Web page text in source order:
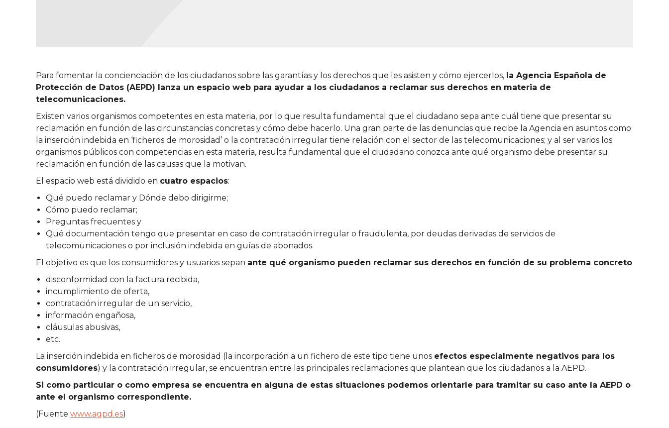
Para fomentar la concienciación de los ciudadanos sobre las garantías y los derechos que les asisten y cómo ejercerlos, la Agencia Española de
Protección de Datos (AEPD) lanza un espacio web para ayudar a los ciudadanos a reclamar sus derechos en materia de
telecomunicaciones.
Existen varios organismos competentes en esta materia, por lo que resulta fundamental que el ciudadano sepa ante cuál tiene que presentar su
reclamación en función de las circunstancias concretas y cómo debe hacerlo. Una gran parte de las denuncias que recibe la Agencia en asuntos como
la inserción indebida en ‘ficheros de morosidad’ o la contratación irregular tiene relación con el sector de las telecomunicaciones; y al ser varios los
organismos públicos con competencias en esta materia, resulta fundamental que el ciudadano conozca ante qué organismo debe presentar su
reclamación en función de las causas que la motivan.
El espacio web está dividido en cuatro espacios:
Qué puedo reclamar y Dónde debo dirigirme;
Cómo puedo reclamar;
Preguntas frecuentes y
Qué documentación tengo que presentar en caso de contratación irregular o fraudulenta, por deudas derivadas de servicios de
telecomunicaciones o por inclusión indebida en guías de abonados.
El objetivo es que los consumidores y usuarios sepan ante qué organismo pueden reclamar sus derechos en función de su problema concreto
disconformidad con la factura recibida,
incumplimiento de oferta,
contratación irregular de un servicio,
información engañosa,
cláusulas abusivas,
etc.
La inserción indebida en ficheros de morosidad (la incorporación a un fichero de este tipo tiene unos efectos especialmente negativos para los
consumidores) y la contratación irregular, se encuentran entre las principales reclamaciones que plantean que los ciudadanos a la AEPD.
Si como particular o como empresa se encuentra en alguna de estas situaciones podemos orientarle para tramitar su caso ante la AEPD o
ante el organismo correspondiente.
(Fuente www.agpd.es)